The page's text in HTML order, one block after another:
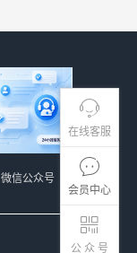
在线客服
会员中心
公 众 号
微信公众号